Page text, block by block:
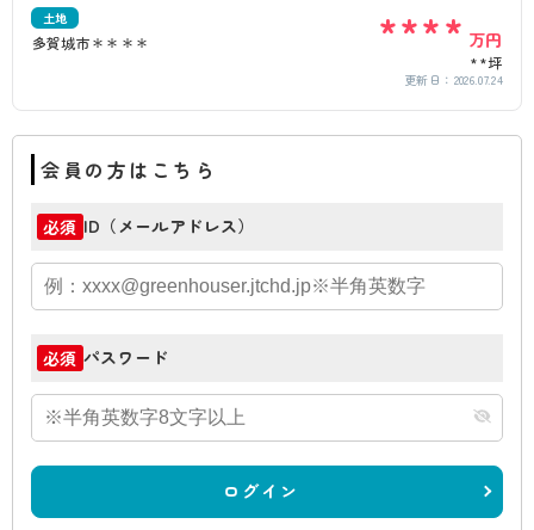
土地
多賀城市＊＊＊＊ **** 万円
**坪
更新日： 2026.07.24
会員の方はこちら
必須 ID（メールアドレス）
必須 パスワード
ログイン